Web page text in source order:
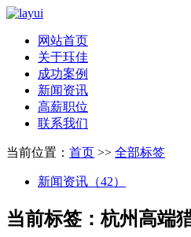
网站首页
关于珏佳
成功案例
新闻资讯
高薪职位
联系我们
当前位置： 首页 >> 全部标签
新闻资讯（42）
当前标签：杭州高端